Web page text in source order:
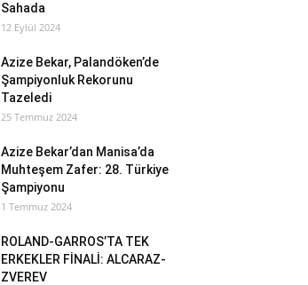
Sahada
12 Eylül 2024
Azize Bekar, Palandöken’de
Şampiyonluk Rekorunu
Tazeledi
25 Temmuz 2024
Azize Bekar’dan Manisa’da
Muhteşem Zafer: 28. Türkiye
Şampiyonu
1 Temmuz 2024
ROLAND-GARROS’TA TEK
ERKEKLER FİNALİ: ALCARAZ-
ZVEREV